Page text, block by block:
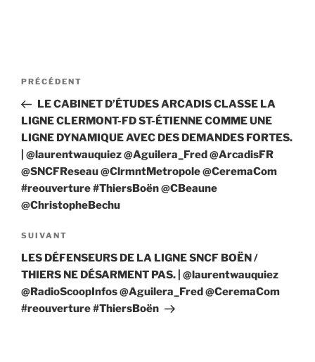
Navigation
l’article
Article
précédent
PRÉCÉDENT
LE CABINET D’ÉTUDES ARCADIS CLASSE LA
LIGNE CLERMONT-FD ST-ÉTIENNE COMME UNE
LIGNE DYNAMIQUE AVEC DES DEMANDES FORTES.
| @laurentwauquiez @Aguilera_Fred @ArcadisFR
@SNCFReseau @ClrmntMetropole @CeremaCom
#reouverture #ThiersBoën @CBeaune
@ChristopheBechu
Article
suivant
SUIVANT
LES DÉFENSEURS DE LA LIGNE SNCF BOËN /
THIERS NE DÉSARMENT PAS. | @laurentwauquiez
@RadioScoopInfos @Aguilera_Fred @CeremaCom
#reouverture #ThiersBoën